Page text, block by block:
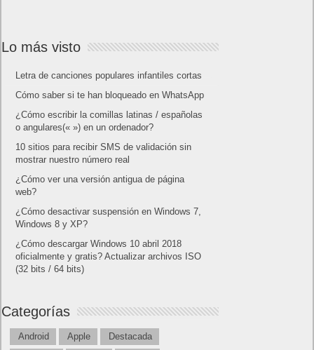
Lo más visto
Letra de canciones populares infantiles cortas
Cómo saber si te han bloqueado en WhatsApp
¿Cómo escribir la comillas latinas / españolas
o angulares(« ») en un ordenador?
10 sitios para recibir SMS de validación sin
mostrar nuestro número real
¿Cómo ver una versión antigua de página
web?
¿Cómo desactivar suspensión en Windows 7,
Windows 8 y XP?
¿Cómo descargar Windows 10 abril 2018
oficialmente y gratis? Actualizar archivos ISO
(32 bits / 64 bits)
Categorías
Android Apple
Destacada